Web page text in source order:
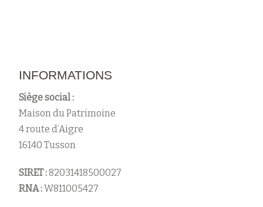
INFORMATIONS
Siège social :
Maison du Patrimoine
4 route d’Aigre
16140 Tusson
SIRET :82031418500027
RNA :W811005427